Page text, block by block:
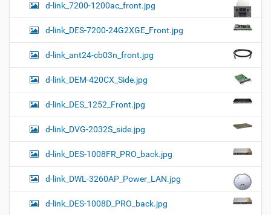
d-link_7200-1200ac_front.jpg
d-link_DES-7200-24G2XGE_Front.jpg
d-link_ant24-cb03n_front.jpg
d-link_DEM-420CX_Side.jpg
d-link_DES_1252_Front.jpg
d-link_DVG-2032S_side.jpg
d-link_DES-1008FR_PRO_back.jpg
d-link_DWL-3260AP_Power_LAN.jpg
d-link_DES-1008D_PRO_back.jpg